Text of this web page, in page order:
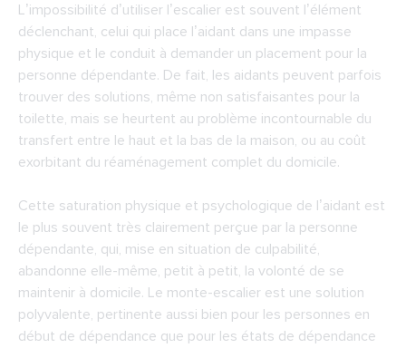
L’impossibilité d’utiliser l’escalier est souvent l’élément
déclenchant, celui qui place l’aidant dans une impasse
physique et le conduit à demander un placement pour la
personne dépendante. De fait, les aidants peuvent parfois
trouver des solutions, même non satisfaisantes pour la
toilette, mais se heurtent au problème incontournable du
transfert entre le haut et la bas de la maison, ou au coût
exorbitant du réaménagement complet du domicile.
Cette saturation physique et psychologique de l’aidant est
le plus souvent très clairement perçue par la personne
dépendante, qui, mise en situation de culpabilité,
abandonne elle-même, petit à petit, la volonté de se
maintenir à domicile. Le monte-escalier est une solution
polyvalente, pertinente aussi bien pour les personnes en
début de dépendance que pour les états de dépendance